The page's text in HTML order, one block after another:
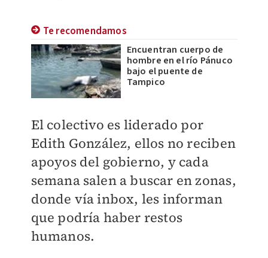
Te recomendamos
Encuentran cuerpo de
hombre en el río Pánuco
bajo el puente de
Tampico
El colectivo es liderado por
Edith González, ellos no reciben
apoyos del gobierno, y cada
semana salen a buscar en zonas,
donde vía inbox, les informan
que podría haber restos
humanos.